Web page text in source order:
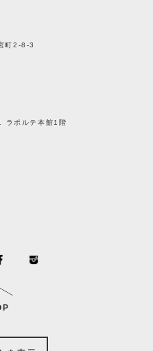
町2-8-3
ポルテ本館1階